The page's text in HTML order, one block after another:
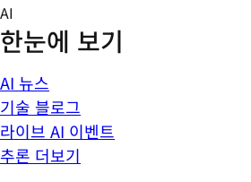
Skip
to
content
AI
한눈에 보기
AI 뉴스
기술 블로그
라이브 AI 이벤트
추론 더보기